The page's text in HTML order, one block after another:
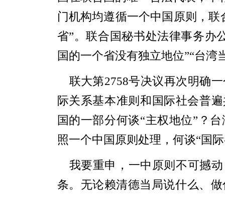
门机构均遵循一个中国原则，
省”。联合国秘书处法律事务办
国的一个省没有独立地位”“台湾
联大第2758号决议再次明确
际关系基本准则和国际社会普
国的一部分何谈“主权地位”？
照一个中国原则处理，何谈“国
我要重申，一中原则不可撼
条。无论赖清德当局说什么、